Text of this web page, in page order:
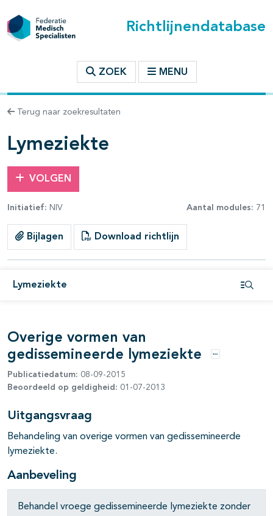
Richtlijnendatabase
ZOEK MENU
Terug naar zoekresultaten
Lymeziekte
VOLGEN
Initiatief: NIV Aantal modules: 71
Bijlagen Download richtlijn
Lymeziekte
binnen deze richtlijn
open- en dichtklappen
open- en dichtklappen
open- en dichtklappen
open- en dichtklappen
open- en dichtklappen
open- en dichtklappen
Overige vormen van
gedissemineerde lymeziekte
Opties
Publicatiedatum: 08-09-2015
Beoordeeld op geldigheid: 01-07-2013
Uitgangsvraag
Behandeling van overige vormen van gedissemineerde
lymeziekte.
Aanbeveling
Behandel vroege gedissemineerde lymeziekte zonder